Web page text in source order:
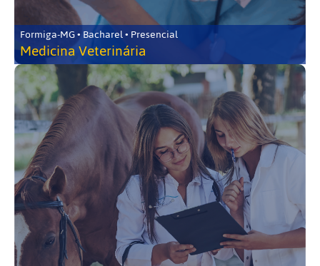
Formiga-MG • Bacharel • Presencial
Medicina Veterinária